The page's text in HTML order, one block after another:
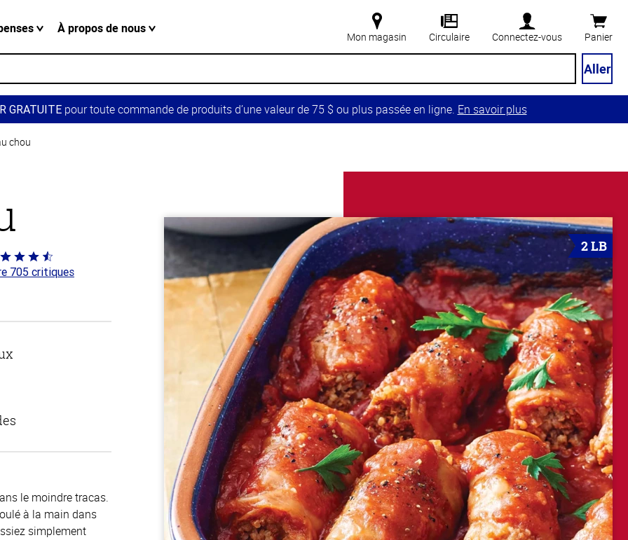
À propos de nous
Mon magasin Circulaire Connectez-vous Panier
Aller
GRATUITEpour toute commande de produits d’une valeur de 75 $ ou plus passée en ligne. En savoir plus
chou
2 LB
sur705 critiques
le moindre tracas.
à la main dans
simplement